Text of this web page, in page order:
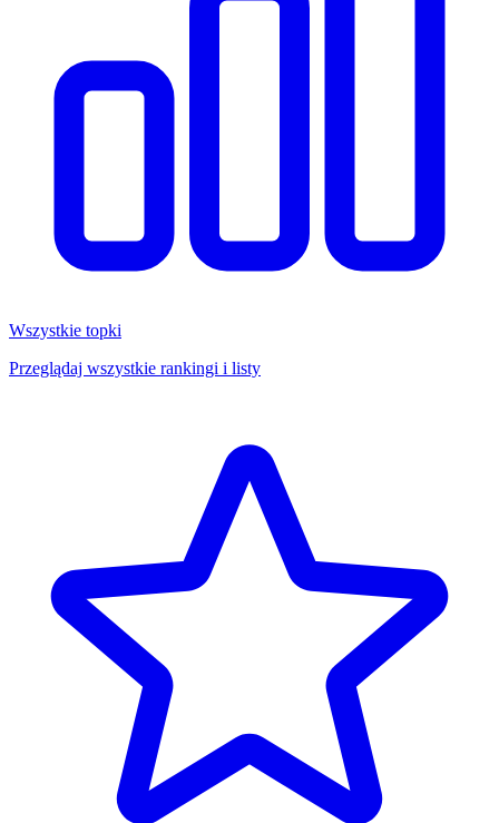
Wszystkie topki
Przeglądaj wszystkie rankingi i listy